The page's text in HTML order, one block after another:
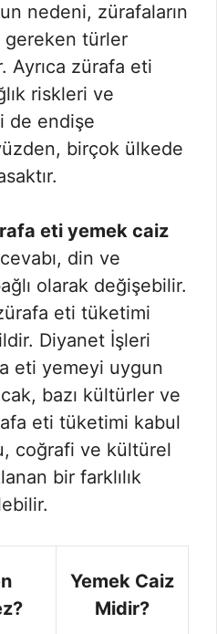
nedeni, zürafaların
gereken türler
Ayrıca zürafa eti
riskleri ve
de endişe
birçok ülkede
eti yemek caiz
din ve
olarak değişebilir.
eti tüketimi
Diyanet İşleri
eti yemeyi uygun
bazı kültürler ve
eti tüketimi kabul
coğrafi ve kültürel
bir farklılık
Yemek Caiz
Midir?